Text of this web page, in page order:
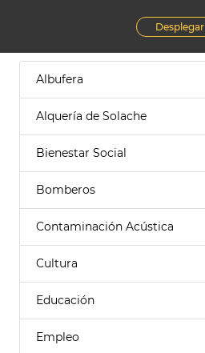
Desplegar
Albufera
Alquería de Solache
Bienestar Social
Bomberos
Contaminación Acústica
Cultura
Educación
Empleo